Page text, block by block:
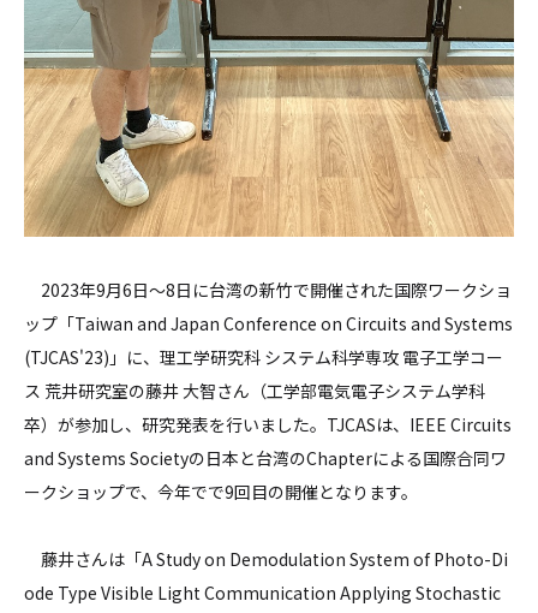
2023年9月6日～8日に台湾の新竹で開催された国際ワークショ
ップ「Taiwan and Japan Conference on Circuits and Systems
(TJCAS'23)」に、理工学研究科 システム科学専攻 電子工学コー
ス 荒井研究室の藤井 大智さん（工学部電気電子システム学科
卒）が参加し、研究発表を行いました。TJCASは、IEEE Circuits
and Systems Societyの日本と台湾のChapterによる国際合同ワ
ークショップで、今年でで9回目の開催となります。
藤井さんは「A Study on Demodulation System of Photo-Di
ode Type Visible Light Communication Applying Stochastic